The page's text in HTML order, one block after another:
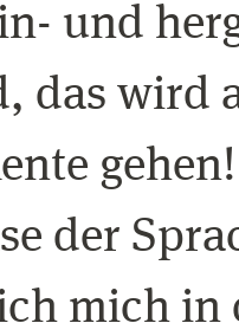
und
das wird
der
mich in